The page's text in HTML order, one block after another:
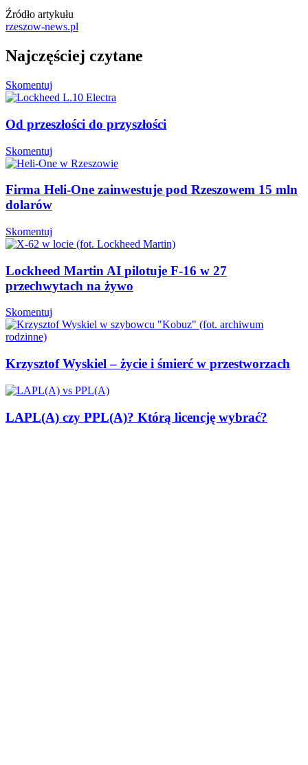
Źródło artykułu
rzeszow-news.pl
Najczęściej czytane
Skomentuj
Od przeszłości do przyszłości
Skomentuj
Firma Heli-One zainwestuje pod Rzeszowem 15 mln
dolarów
Skomentuj
Lockheed Martin AI pilotuje F-16 w 27
przechwytach na żywo
Skomentuj
Krzysztof Wyskiel – życie i śmierć w przestworzach
LAPL(A) czy PPL(A)? Którą licencję wybrać?